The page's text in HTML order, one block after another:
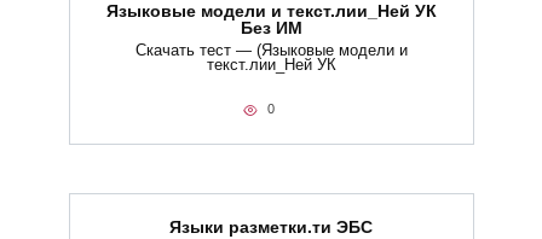
Языковые модели и текст.лии_Ней УК
Без ИМ
Скачать тест — (Языковые модели и
текст.лии_Ней УК
0
Языки разметки.ти​ ЭБС